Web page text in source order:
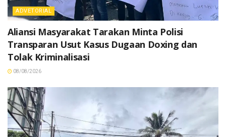
ADVETORIAL
Aliansi Masyarakat Tarakan Minta Polisi
Transparan Usut Kasus Dugaan Doxing dan
Tolak Kriminalisasi
08/08/2026